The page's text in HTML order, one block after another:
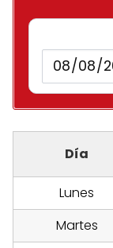
Día
Lunes
Martes